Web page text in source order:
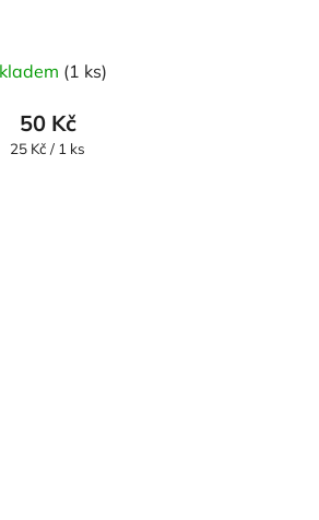
(1 ks)
50 Kč
Měrná
25 Kč / 1 ks